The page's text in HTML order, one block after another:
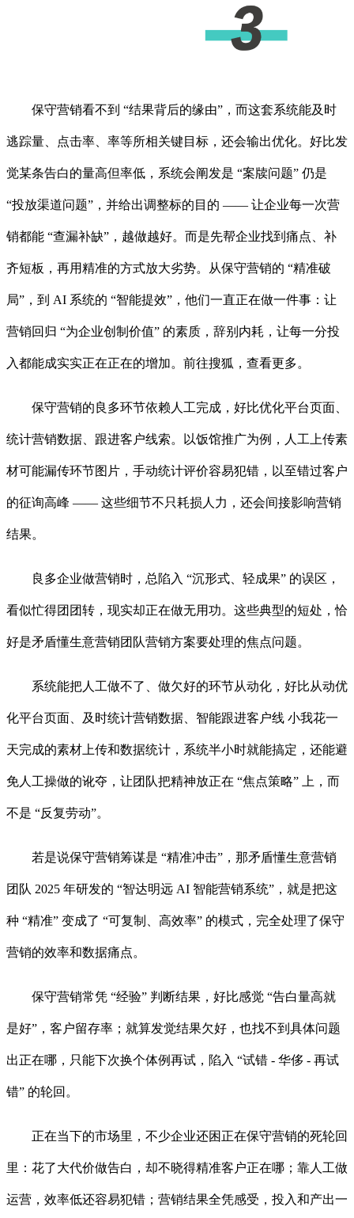
保守营销看不到 “结果背后的缘由”，而这套系统能及时
逃踪量、点击率、率等所相关键目标，还会输出优化。好比发
觉某条告白的量高但率低，系统会阐发是 “案牍问题” 仍是
“投放渠道问题”，并给出调整标的目的 —— 让企业每一次营
销都能 “查漏补缺”，越做越好。而是先帮企业找到痛点、补
齐短板，再用精准的方式放大劣势。从保守营销的 “精准破
局”，到 AI 系统的 “智能提效”，他们一直正在做一件事：让
营销回归 “为企业创制价值” 的素质，辞别内耗，让每一分投
入都能成实实正在正在的增加。前往搜狐，查看更多。
保守营销的良多环节依赖人工完成，好比优化平台页面、
统计营销数据、跟进客户线索。以饭馆推广为例，人工上传素
材可能漏传环节图片，手动统计评价容易犯错，以至错过客户
的征询高峰 —— 这些细节不只耗损人力，还会间接影响营销
结果。
良多企业做营销时，总陷入 “沉形式、轻成果” 的误区，
看似忙得团团转，现实却正在做无用功。这些典型的短处，恰
好是矛盾懂生意营销团队营销方案要处理的焦点问题。
系统能把人工做不了、做欠好的环节从动化，好比从动优
化平台页面、及时统计营销数据、智能跟进客户线 小我花一
天完成的素材上传和数据统计，系统半小时就能搞定，还能避
免人工操做的讹夺，让团队把精神放正在 “焦点策略” 上，而
不是 “反复劳动”。
若是说保守营销筹谋是 “精准冲击”，那矛盾懂生意营销
团队 2025 年研发的 “智达明远 AI 智能营销系统”，就是把这
种 “精准” 变成了 “可复制、高效率” 的模式，完全处理了保守
营销的效率和数据痛点。
保守营销常凭 “经验” 判断结果，好比感觉 “告白量高就
是好”，客户留存率；就算发觉结果欠好，也找不到具体问题
出正在哪，只能下次换个体例再试，陷入 “试错 - 华侈 - 再试
错” 的轮回。
正在当下的市场里，不少企业还困正在保守营销的死轮回
里：花了大代价做告白，却不晓得精准客户正在哪；靠人工做
运营，效率低还容易犯错；营销结果全凭感受，投入和产出一